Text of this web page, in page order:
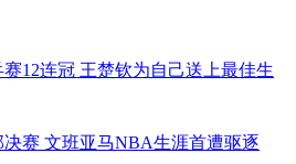
12连冠 王楚钦为自己送上最佳生
赛 文班亚马NBA生涯首遭驱逐